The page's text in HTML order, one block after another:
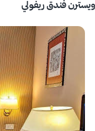
ويسترن فندق ريفولي